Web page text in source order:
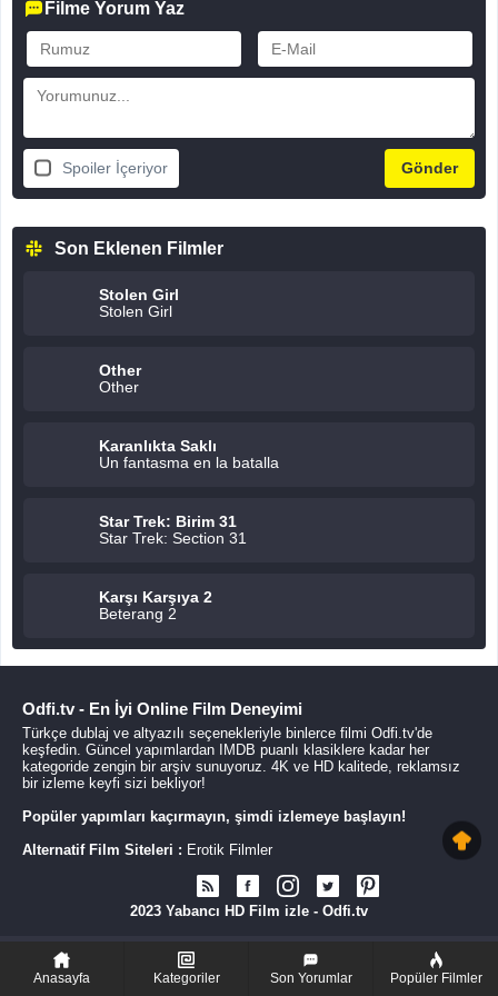
Anasayfa Kategoriler Son Yorumlar Popüler Filmler
Filme Yorum Yaz
Spoiler İçeriyor
Son Eklenen Filmler
Stolen Girl
Stolen Girl
Other
Other
Karanlıkta Saklı
Un fantasma en la batalla
Star Trek: Birim 31
Star Trek: Section 31
Karşı Karşıya 2
Beterang 2
Odfi.tv - En İyi Online Film Deneyimi
Türkçe dublaj ve altyazılı seçenekleriyle binlerce filmi Odfi.tv'de
keşfedin. Güncel yapımlardan IMDB puanlı klasiklere kadar her
kategoride zengin bir arşiv sunuyoruz. 4K ve HD kalitede, reklamsız
bir izleme keyfi sizi bekliyor!
Popüler yapımları kaçırmayın, şimdi izlemeye başlayın!
Alternatif Film Siteleri : Erotik Filmler
2023 Yabancı HD Film izle - Odfi.tv